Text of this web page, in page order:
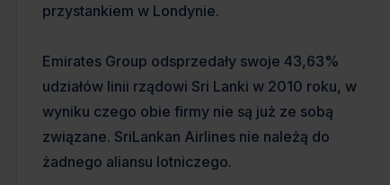
przystankiem w Londynie.
Emirates Group odsprzedały swoje 43,63%
udziałów linii rządowi Sri Lanki w 2010 roku, w
wyniku czego obie firmy nie są już ze sobą
związane. SriLankan Airlines nie należą do
żadnego aliansu lotniczego.